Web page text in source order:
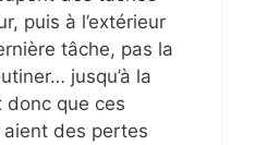
puis à l’extérieur
tâche, pas la
jusqu’à la
donc que ces
des pertes